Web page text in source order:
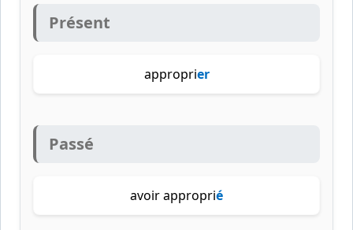
Présent
approprier
Passé
avoir approprié